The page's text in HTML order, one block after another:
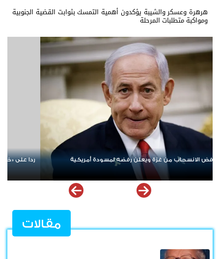
هرهرة وعسكر والشيبة يؤكدون أهمية التمسك بثوابت القضية الجنوبية
ومواكبة متطلبات المرحلة
حزب الله.. إسرائيل تشن ضربات على جنوب لبنان
الإمارات ترسخ
مقالات